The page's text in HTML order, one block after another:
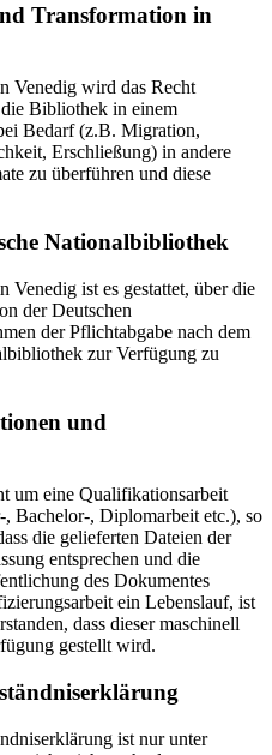
Transformation in
Venedig wird das Recht
Bibliothek in einem
Bedarf (z.B. Migration,
Erschließung) in andere
zu überführen und diese
Nationalbibliothek
Venedig ist es gestattet, über die
der Deutschen
der Pflichtabgabe nach dem
zur Verfügung zu
und
um eine Qualifikationsarbeit
Bachelor-, Diplomarbeit etc.), so
die gelieferten Dateien der
entsprechen und die
des Dokumentes
ein Lebenslauf, ist
dass dieser maschinell
gestellt wird.
ist nur unter